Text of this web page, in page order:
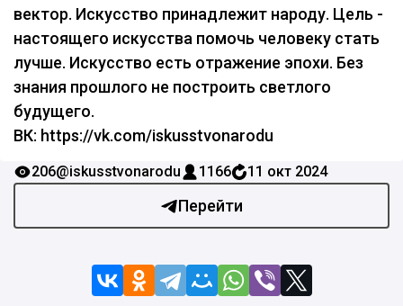
вектор. Искусство принадлежит народу. Цель -
настоящего искусства помочь человеку стать
лучше. Искусство есть отражение эпохи. Без
знания прошлого не построить светлого
будущего.
ВК: https://vk.com/iskusstvonarodu
Перейти
206@iskusstvonarodu 1166 11 окт 2024